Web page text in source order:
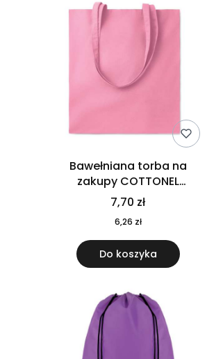
Bawełniana torba na
zakupy COTTONEL
COLOUR++ MO9846-11
7,70 zł
6,26 zł
Do koszyka